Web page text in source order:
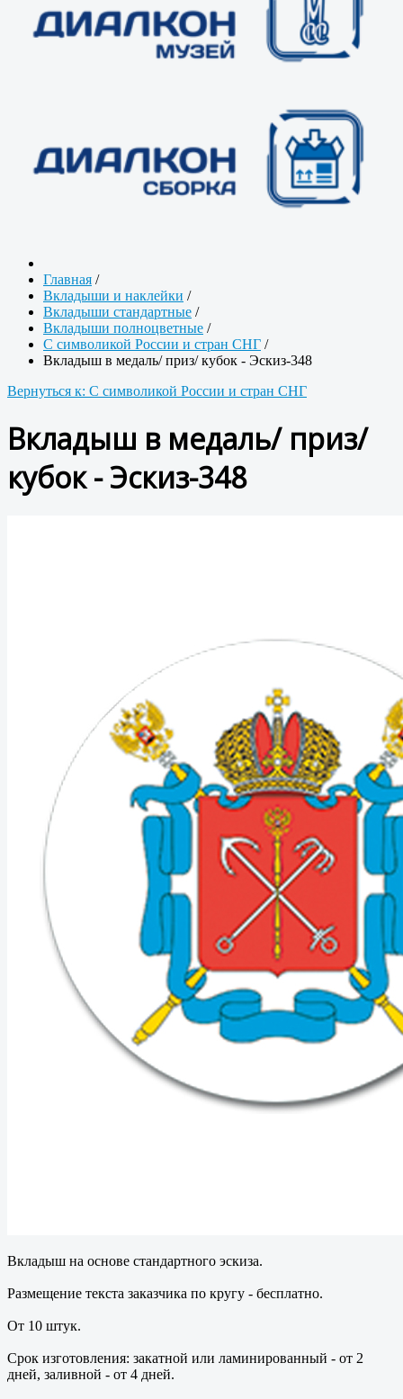
Главная /
Вкладыши и наклейки /
Вкладыши стандартные /
Вкладыши полноцветные /
С символикой России и стран СНГ /
Вкладыш в медаль/ приз/ кубок - Эскиз-348
Вернуться к: С символикой России и стран СНГ
Вкладыш в медаль/ приз/
кубок - Эскиз-348
Вкладыш на основе стандартного эскиза.
Размещение текста заказчика по кругу - бесплатно.
От 10 штук.
Срок изготовления: закатной или ламинированный - от 2
дней, заливной - от 4 дней.